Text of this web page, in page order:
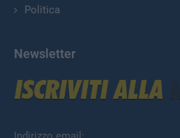
Politica
Newsletter